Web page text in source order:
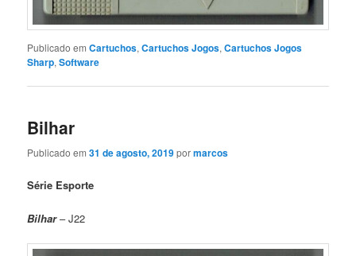
Publicado em Cartuchos,Cartuchos Jogos,Cartuchos Jogos
Sharp,Software
Bilhar
Publicado em31 de agosto, 2019pormarcos
Série Esporte
Bilhar– J22